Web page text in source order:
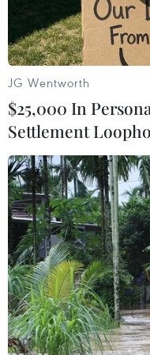
Nhân viên EVN kiểm tra
Tại buổi họp báo
chiều 29/3, tại Hà
Điện lực đã có
JG Wentworth
$25,000 In
Settlement